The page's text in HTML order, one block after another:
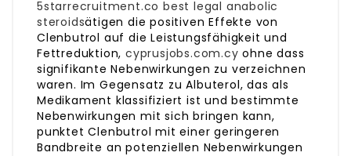
5starrecruitment.co best legal anabolic
steroidsätigen die positiven Effekte von
Clenbutrol auf die Leistungsfähigkeit und
Fettreduktion,cyprusjobs.com.cy ohne dass
signifikante Nebenwirkungen zu verzeichnen
waren. Im Gegensatz zu Albuterol, das als
Medikament klassifiziert ist und bestimmte
Nebenwirkungen mit sich bringen kann,
punktet Clenbutrol mit einer geringeren
Bandbreite an potenziellen Nebenwirkungen